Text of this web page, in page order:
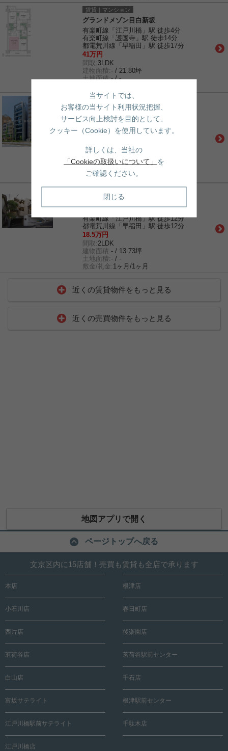
賃貸｜マンション
グランドメゾン目白新坂
有楽町線「江戸川橋」駅 徒歩4分
有楽町線「護国寺」駅 徒歩14分
都電荒川線「早稲田」駅 徒歩17分
41万円
間取: 3LDK
建物面積:- / 21.80坪
土地面積:- / -
賃貸｜マンション
音羽YKビル
有楽町線「護国寺」駅 徒歩3分
丸ノ内線「茗荷谷」駅 徒歩13分
有楽町線「江戸川橋」駅 徒歩14分
間取:3LDK＋1S(納戸)
建物面積:- / 44.31坪
土地面積:
敷金/礼金: 1ヶ月/0ヶ月
目白台ガーデン
有楽町線「江戸川橋」駅 徒歩12分
都電荒川線「早稲田」駅 徒歩12分
18.5万円
間取: 2LDK
建物面積:- / 13.73坪
土地面積:- / -
敷金/礼金: 1ヶ月/1ヶ月
近くの賃貸物件をもっと見る
近くの売買物件をもっと見る
地図アプリで開く
ページトップへ戻る
文京区内に15店舗！売買も賃貸も全店で承ります
本店 根津店
小石川店 春日町店
西片店 後楽園店
茗荷谷店 茗荷谷駅前センター
白山店 千石店
富坂サテライト 根津駅前センター
江戸川橋駅前サテライト 千駄木店
江戸川橋店
当サイトでは、
お客様の当サイト利用状況把握、
サービス向上検討を目的として、
クッキー（Cookie）を使用しています。
詳しくは、当社の
「Cookieの取扱いについて」 を
ご確認ください。
閉じる